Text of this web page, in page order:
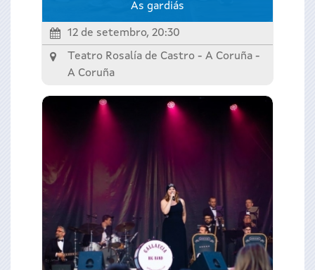
As gardiás
12 de setembro, 20:30
Teatro Rosalía de Castro - A Coruña -
A Coruña